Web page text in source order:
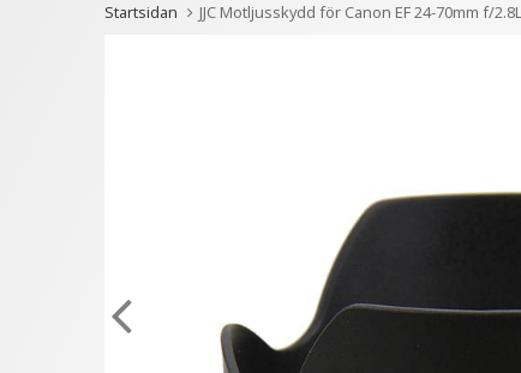
Artiklar
Startsidan JJC Motljusskydd för Canon EF 24-70mm f/